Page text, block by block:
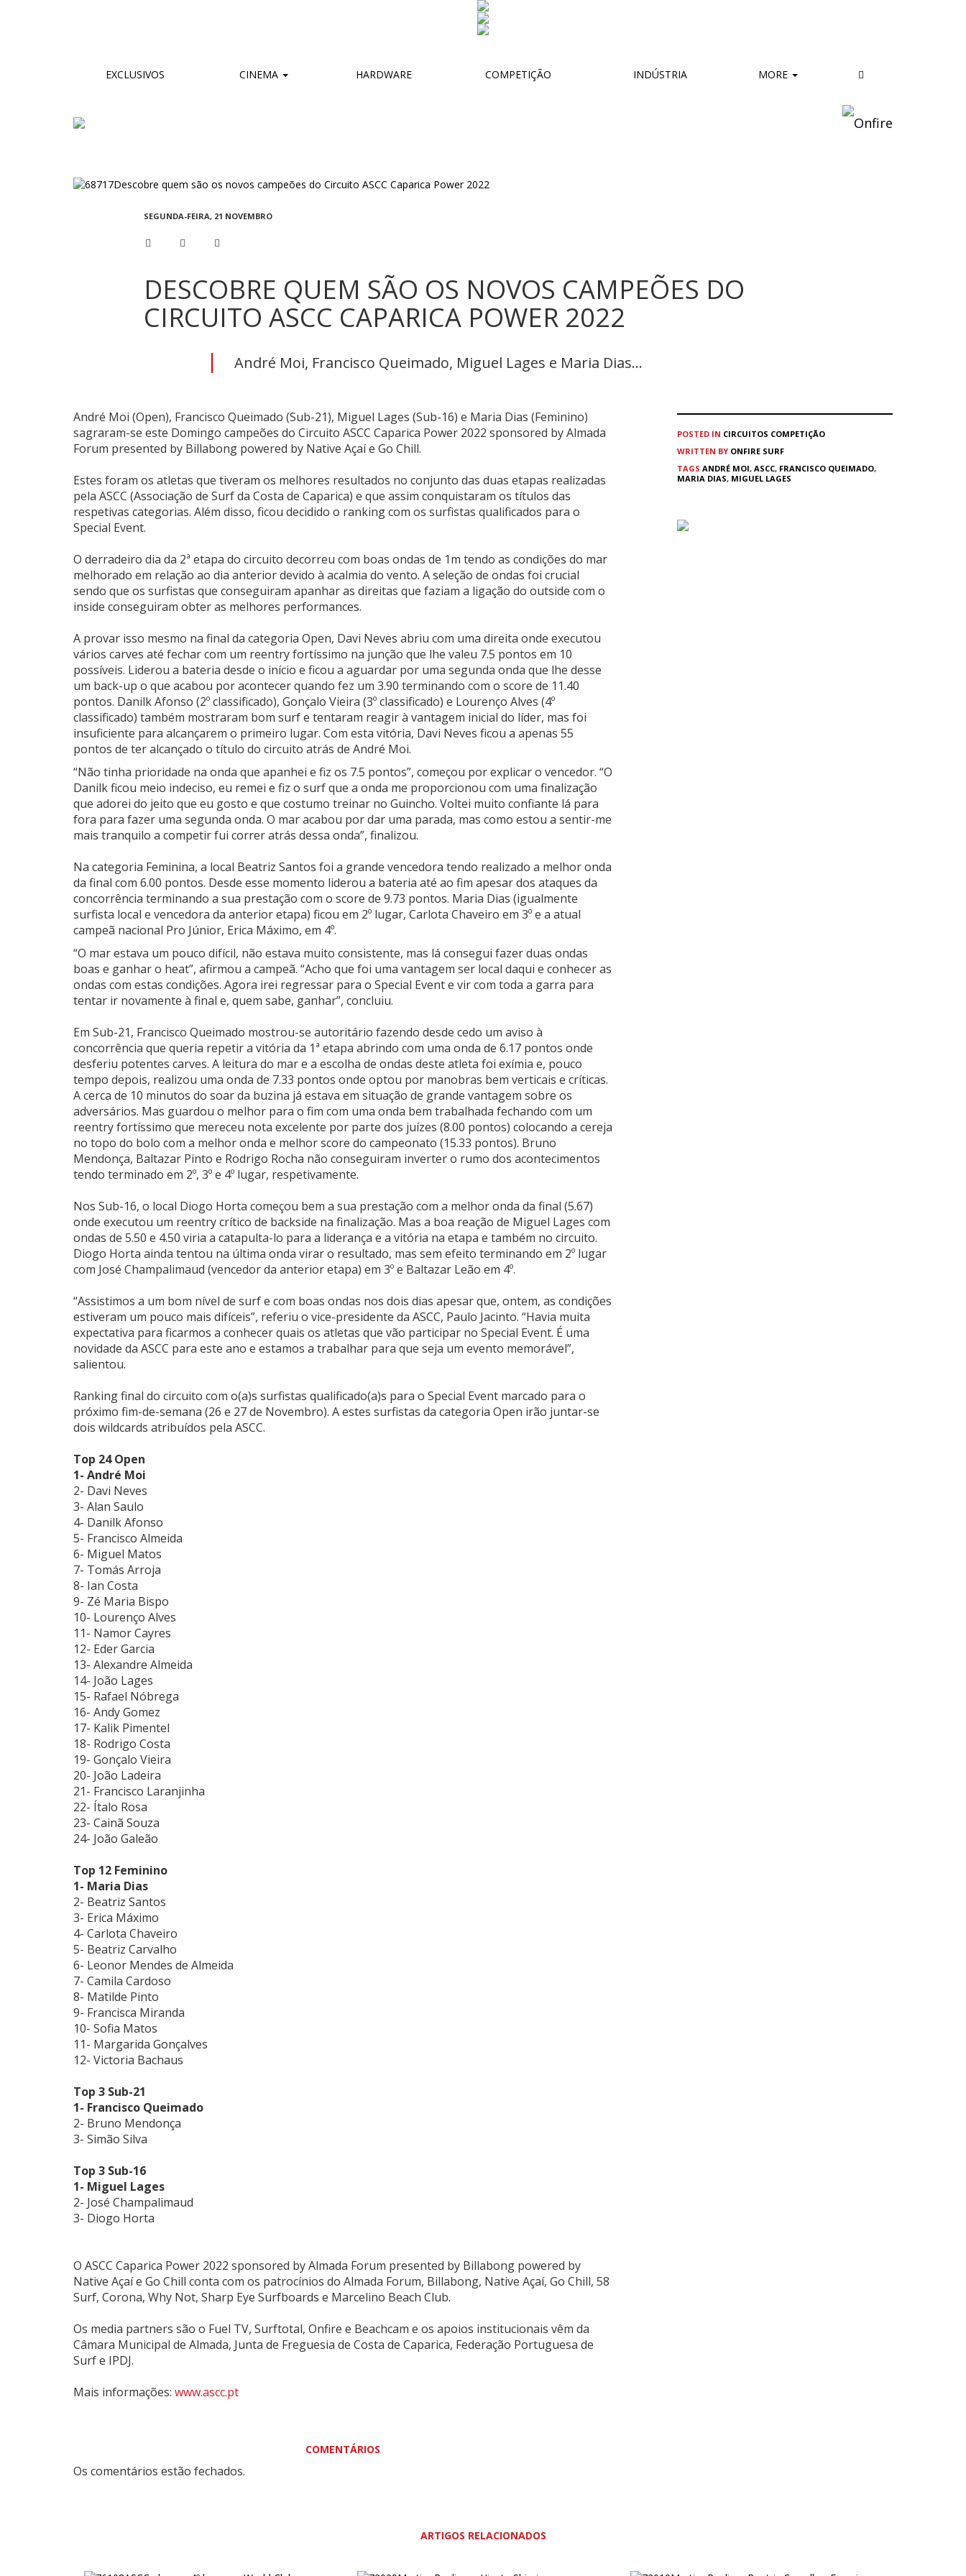
EXCLUSIVOS CINEMA HARDWARE COMPETIÇÃO INDÚSTRIA MORE
SEGUNDA-FEIRA, 21 NOVEMBRO
DESCOBRE QUEM SÃO OS NOVOS CAMPEÕES DO
CIRCUITO ASCC CAPARICA POWER 2022
André Moi, Francisco Queimado, Miguel Lages e Maria Dias...
André Moi (Open), Francisco Queimado (Sub-21), Miguel Lages (Sub-16) e Maria Dias (Feminino)
sagraram-se este Domingo campeões do Circuito ASCC Caparica Power 2022 sponsored by Almada
Forum presented by Billabong powered by Native Açaí e Go Chill.
Estes foram os atletas que tiveram os melhores resultados no conjunto das duas etapas realizadas
pela ASCC (Associação de Surf da Costa de Caparica) e que assim conquistaram os títulos das
respetivas categorias. Além disso, ficou decidido o ranking com os surfistas qualificados para o
Special Event.
O derradeiro dia da 2ª etapa do circuito decorreu com boas ondas de 1m tendo as condições do mar
melhorado em relação ao dia anterior devido à acalmia do vento. A seleção de ondas foi crucial
sendo que os surfistas que conseguiram apanhar as direitas que faziam a ligação do outside com o
inside conseguiram obter as melhores performances.
A provar isso mesmo na final da categoria Open, Davi Neves abriu com uma direita onde executou
vários carves até fechar com um reentry fortíssimo na junção que lhe valeu 7.5 pontos em 10
possíveis. Liderou a bateria desde o início e ficou a aguardar por uma segunda onda que lhe desse
um back-up o que acabou por acontecer quando fez um 3.90 terminando com o score de 11.40
pontos. Danilk Afonso (2º classificado), Gonçalo Vieira (3º classificado) e Lourenço Alves (4º
classificado) também mostraram bom surf e tentaram reagir à vantagem inicial do líder, mas foi
insuficiente para alcançarem o primeiro lugar. Com esta vitória, Davi Neves ficou a apenas 55
pontos de ter alcançado o título do circuito atrás de André Moi.
“Não tinha prioridade na onda que apanhei e fiz os 7.5 pontos”, começou por explicar o vencedor. “O
Danilk ficou meio indeciso, eu remei e fiz o surf que a onda me proporcionou com uma finalização
que adorei do jeito que eu gosto e que costumo treinar no Guincho. Voltei muito confiante lá para
fora para fazer uma segunda onda. O mar acabou por dar uma parada, mas como estou a sentir-me
mais tranquilo a competir fui correr atrás dessa onda”, finalizou.
Na categoria Feminina, a local Beatriz Santos foi a grande vencedora tendo realizado a melhor onda
da final com 6.00 pontos. Desde esse momento liderou a bateria até ao fim apesar dos ataques da
concorrência terminando a sua prestação com o score de 9.73 pontos. Maria Dias (igualmente
surfista local e vencedora da anterior etapa) ficou em 2º lugar, Carlota Chaveiro em 3º e a atual
campeã nacional Pro Júnior, Erica Máximo, em 4º.
“O mar estava um pouco difícil, não estava muito consistente, mas lá consegui fazer duas ondas
boas e ganhar o heat”, afirmou a campeã. “Acho que foi uma vantagem ser local daqui e conhecer as
ondas com estas condições. Agora irei regressar para o Special Event e vir com toda a garra para
tentar ir novamente à final e, quem sabe, ganhar”, concluiu.
Em Sub-21, Francisco Queimado mostrou-se autoritário fazendo desde cedo um aviso à
concorrência que queria repetir a vitória da 1ª etapa abrindo com uma onda de 6.17 pontos onde
desferiu potentes carves. A leitura do mar e a escolha de ondas deste atleta foi exímia e, pouco
tempo depois, realizou uma onda de 7.33 pontos onde optou por manobras bem verticais e críticas.
A cerca de 10 minutos do soar da buzina já estava em situação de grande vantagem sobre os
adversários. Mas guardou o melhor para o fim com uma onda bem trabalhada fechando com um
reentry fortíssimo que mereceu nota excelente por parte dos juízes (8.00 pontos) colocando a cereja
no topo do bolo com a melhor onda e melhor score do campeonato (15.33 pontos). Bruno
Mendonça, Baltazar Pinto e Rodrigo Rocha não conseguiram inverter o rumo dos acontecimentos
tendo terminado em 2º, 3º e 4º lugar, respetivamente.
Nos Sub-16, o local Diogo Horta começou bem a sua prestação com a melhor onda da final (5.67)
onde executou um reentry crítico de backside na finalização. Mas a boa reação de Miguel Lages com
ondas de 5.50 e 4.50 viria a catapulta-lo para a liderança e a vitória na etapa e também no circuito.
Diogo Horta ainda tentou na última onda virar o resultado, mas sem efeito terminando em 2º lugar
com José Champalimaud (vencedor da anterior etapa) em 3º e Baltazar Leão em 4º.
“Assistimos a um bom nível de surf e com boas ondas nos dois dias apesar que, ontem, as condições
estiveram um pouco mais difíceis”, referiu o vice-presidente da ASCC, Paulo Jacinto. “Havia muita
expectativa para ficarmos a conhecer quais os atletas que vão participar no Special Event. É uma
novidade da ASCC para este ano e estamos a trabalhar para que seja um evento memorável”,
salientou.
Ranking final do circuito com o(a)s surfistas qualificado(a)s para o Special Event marcado para o
próximo fim-de-semana (26 e 27 de Novembro). A estes surfistas da categoria Open irão juntar-se
dois wildcards atribuídos pela ASCC.
Top 24 Open
1- André Moi
2- Davi Neves
3- Alan Saulo
4- Danilk Afonso
5- Francisco Almeida
6- Miguel Matos
7- Tomás Arroja
8- Ian Costa
9- Zé Maria Bispo
10- Lourenço Alves
11- Namor Cayres
12- Eder Garcia
13- Alexandre Almeida
14- João Lages
15- Rafael Nóbrega
16- Andy Gomez
17- Kalik Pimentel
18- Rodrigo Costa
19- Gonçalo Vieira
20- João Ladeira
21- Francisco Laranjinha
22- Ítalo Rosa
23- Cainã Souza
24- João Galeão
Top 12 Feminino
1- Maria Dias
2- Beatriz Santos
3- Erica Máximo
4- Carlota Chaveiro
5- Beatriz Carvalho
6- Leonor Mendes de Almeida
7- Camila Cardoso
8- Matilde Pinto
9- Francisca Miranda
10- Sofia Matos
11- Margarida Gonçalves
12- Victoria Bachaus
Top 3 Sub-21
1- Francisco Queimado
2- Bruno Mendonça
3- Simão Silva
Top 3 Sub-16
1- Miguel Lages
2- José Champalimaud
3- Diogo Horta
O ASCC Caparica Power 2022 sponsored by Almada Forum presented by Billabong powered by
Native Açaí e Go Chill conta com os patrocínios do Almada Forum, Billabong, Native Açaí, Go Chill, 58
Surf, Corona, Why Not, Sharp Eye Surfboards e Marcelino Beach Club.
Os media partners são o Fuel TV, Surftotal, Onfire e Beachcam e os apoios institucionais vêm da
Câmara Municipal de Almada, Junta de Freguesia de Costa de Caparica, Federação Portuguesa de
Surf e IPDJ.
Mais informações: www.ascc.pt
COMENTÁRIOS
Os comentários estão fechados.
POSTED IN CIRCUITOS COMPETIÇÃO
WRITTEN BY ONFIRE SURF
TAGS ANDRÉ MOI, ASCC, FRANCISCO QUEIMADO,
MARIA DIAS, MIGUEL LAGES
ARTIGOS RELACIONADOS